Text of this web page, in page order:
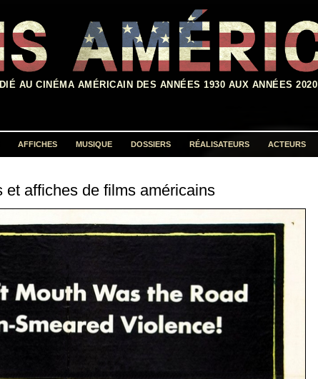
AU CINÉMA AMÉRICAIN DES ANNÉES 1930 AUX ANNÉES 2020
AFFICHES MUSIQUE DOSSIERS RÉALISATEURS ACTEURS
et affiches de films américains